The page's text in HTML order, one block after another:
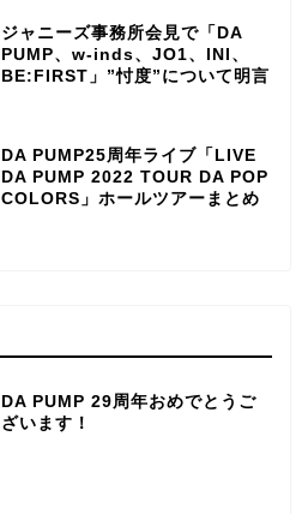
ジャニーズ事務所会見で「DA
PUMP、w-inds、JO1、INI、
BE:FIRST」”忖度”について明言
DA PUMP25周年ライブ「LIVE
DA PUMP 2022 TOUR DA POP
COLORS」ホールツアーまとめ
DA PUMP 29周年おめでとうご
ざいます！